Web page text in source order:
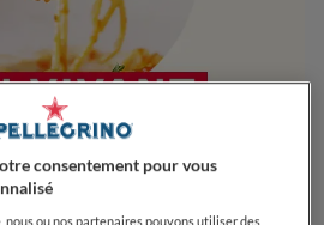
consentement pour vous
nous ou nos partenaires pouvons utiliser des